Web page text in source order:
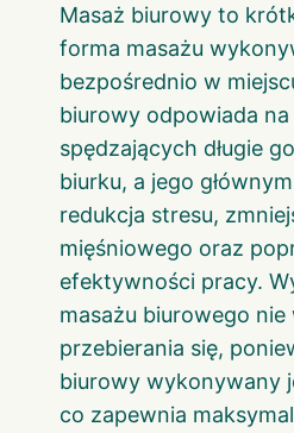
Masaż biurowy to
forma masażu
bezpośrednio w
biurowy odpowiada
spędzających długie
biurku, a jego
redukcja stresu,
mięśniowego oraz
efektywności pracy.
masażu biurowego nie
przebierania się,
biurowy wykonywany
co zapewnia